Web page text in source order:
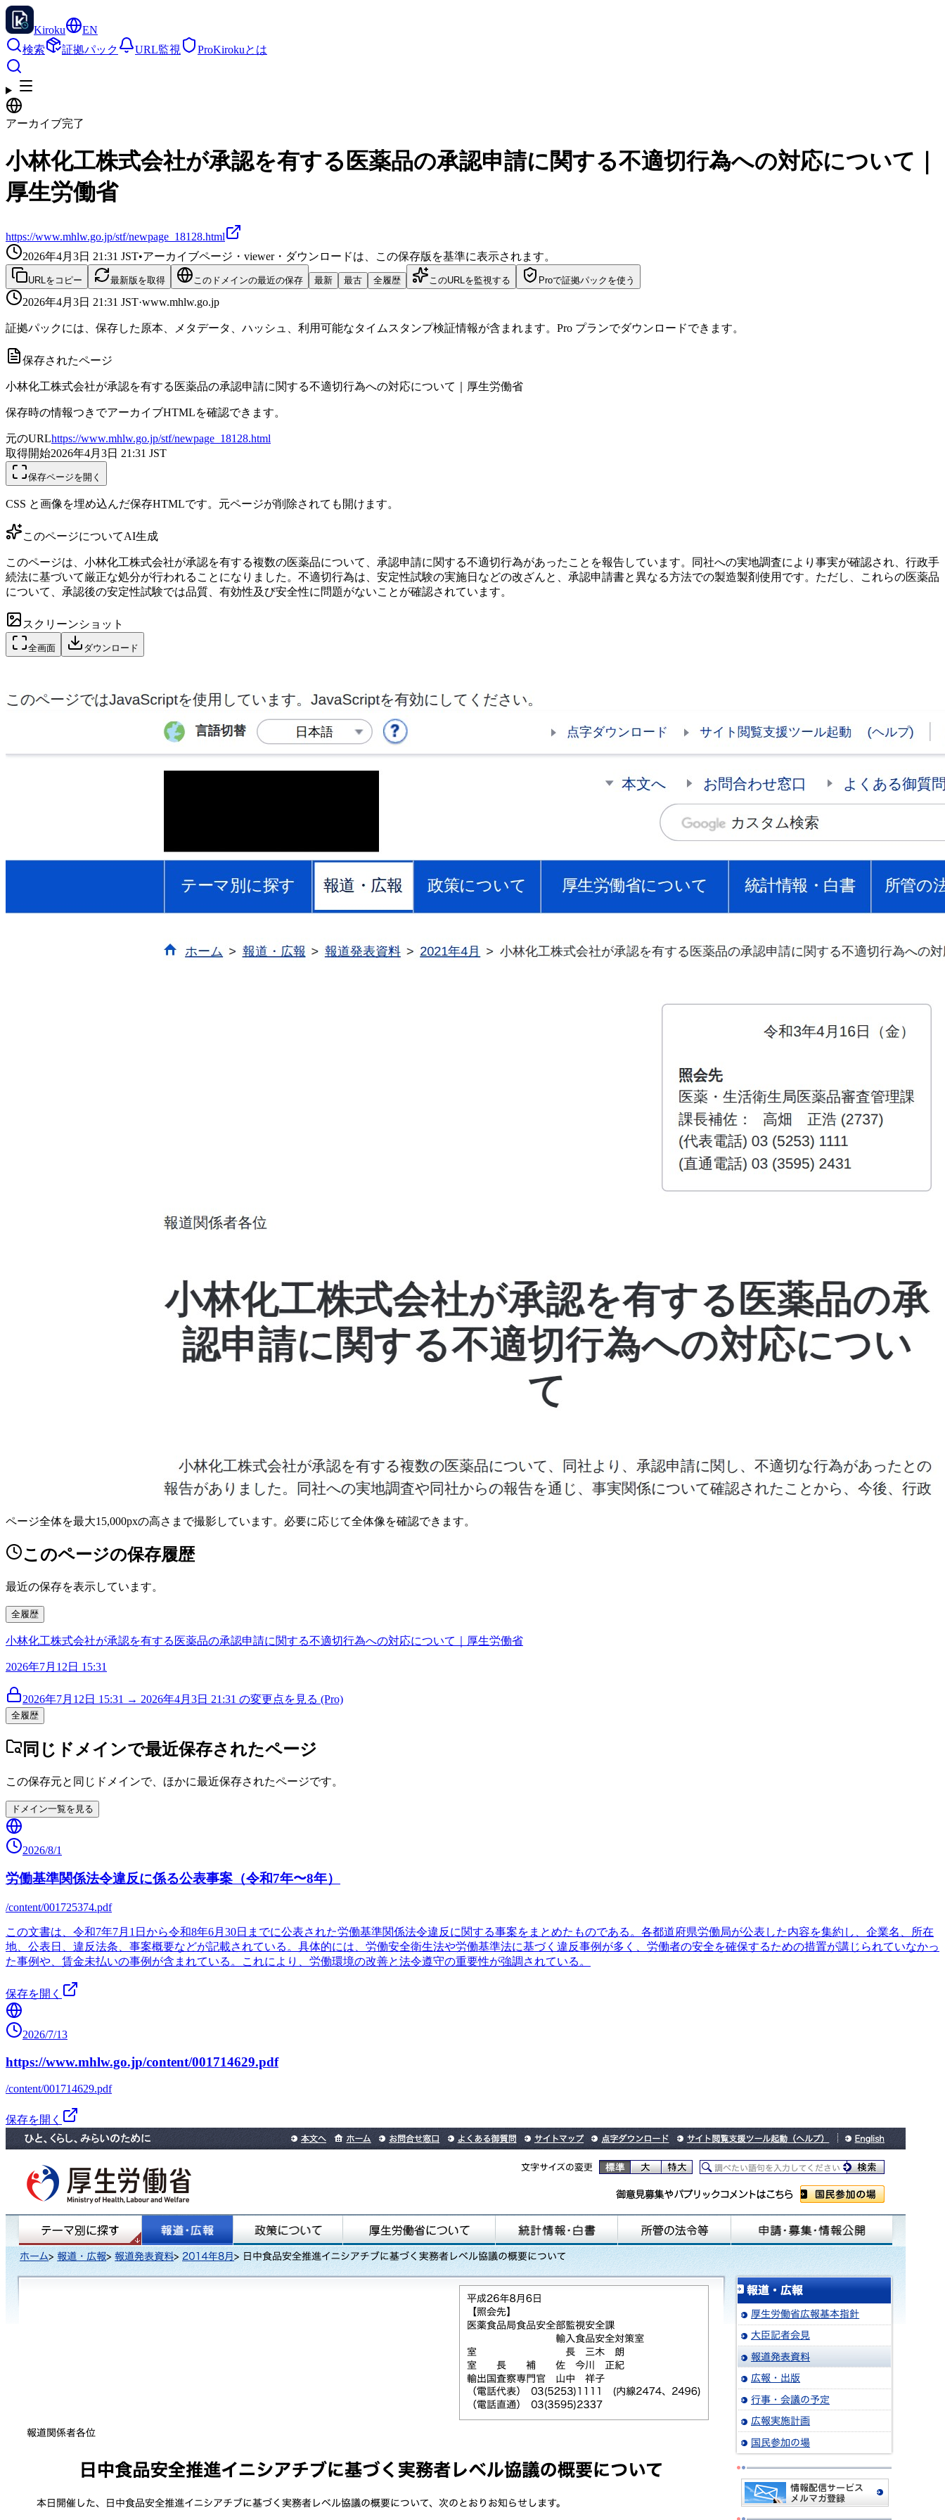
Kiroku
EN
検索
証拠パック URL監視 ProKirokuとは
アーカイブ完了
小林化工株式会社が承認を有する医薬品の承認申請に関する不適切行為への対応について｜
厚生労働省
https://www.mhlw.go.jp/stf/newpage_18128.html
2026年4月3日 21:31 JST•アーカイブページ・viewer・ダウンロードは、この保存版を基準に表示されます。
URLをコピー 最新版を取得 このドメインの最近の保存 最新 最古 全履歴 このURLを監視する Proで証拠パックを使う
2026年4月3日 21:31 JST·www.mhlw.go.jp
証拠パックには、保存した原本、メタデータ、ハッシュ、利用可能なタイムスタンプ検証情報が含まれます。Pro プランでダウンロードできます。
保存されたページ
小林化工株式会社が承認を有する医薬品の承認申請に関する不適切行為への対応について｜厚生労働省
保存時の情報つきでアーカイブHTMLを確認できます。
元のURLhttps://www.mhlw.go.jp/stf/newpage_18128.html
取得開始2026年4月3日 21:31 JST
保存ページを開く
CSS と画像を埋め込んだ保存HTMLです。元ページが削除されても開けます。
このページについてAI生成
このページは、小林化工株式会社が承認を有する複数の医薬品について、承認申請に関する不適切行為があったことを報告しています。同社への実地調査により事実が確認され、行政手
続法に基づいて厳正な処分が行われることになりました。不適切行為は、安定性試験の実施日などの改ざんと、承認申請書と異なる方法での製造製剤使用です。ただし、これらの医薬品
について、承認後の安定性試験では品質、有効性及び安全性に問題がないことが確認されています。
スクリーンショット
全画面 ダウンロード
ページ全体を最大15,000pxの高さまで撮影しています。必要に応じて全体像を確認できます。
このページの保存履歴
最近の保存を表示しています。
全履歴
小林化工株式会社が承認を有する医薬品の承認申請に関する不適切行為への対応について｜厚生労働省
2026年7月12日 15:31
2026年7月12日 15:31 → 2026年4月3日 21:31 の変更点を見る (Pro)
全履歴
同じドメインで最近保存されたページ
この保存元と同じドメインで、ほかに最近保存されたページです。
ドメイン一覧を見る
2026/8/1
労働基準関係法令違反に係る公表事案（令和7年〜8年）
/content/001725374.pdf
この文書は、令和7年7月1日から令和8年6月30日までに公表された労働基準関係法令違反に関する事案をまとめたものである。各都道府県労働局が公表した内容を集約し、企業名、所在
地、公表日、違反法条、事案概要などが記載されている。具体的には、労働安全衛生法や労働基準法に基づく違反事例が多く、労働者の安全を確保するための措置が講じられていなかっ
た事例や、賃金未払いの事例が含まれている。これにより、労働環境の改善と法令遵守の重要性が強調されている。
保存を開く
2026/7/13
https://www.mhlw.go.jp/content/001714629.pdf
/content/001714629.pdf
保存を開く